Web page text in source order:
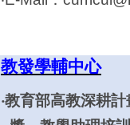
教發學輔中心
‧教育部高教深耕